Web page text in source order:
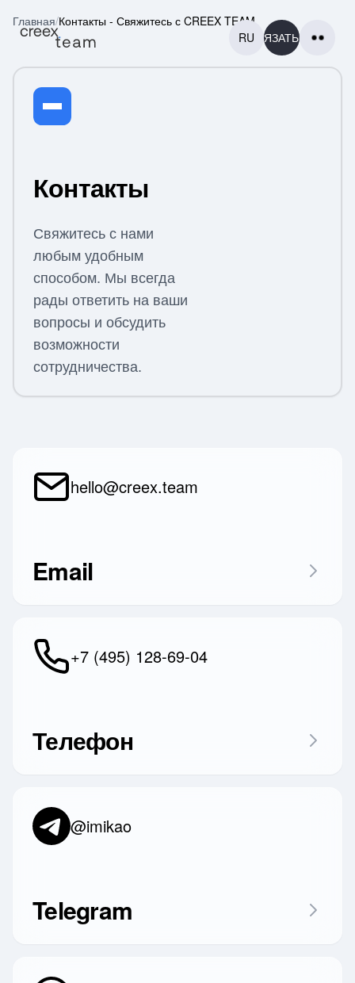
RUСВЯЗАТЬСЯ
ГЛАВНАЯ
ГЛАВНАЯ
ПРОЕКТЫ
ПРОЕКТЫ
КОНТАКТЫ
КОНТАКТЫ
ЕЩЕ
ЕЩЕ
TWITTER / X
Главная/Контакты - Свяжитесь с CREEX TEAM
Контакты
Свяжитесь с нами
любым удобным
способом. Мы всегда
рады ответить на ваши
вопросы и обсудить
возможности
сотрудничества.
hello@creex.team
Email
+7 (495) 128-69-04
Телефон
@imikao
Telegram